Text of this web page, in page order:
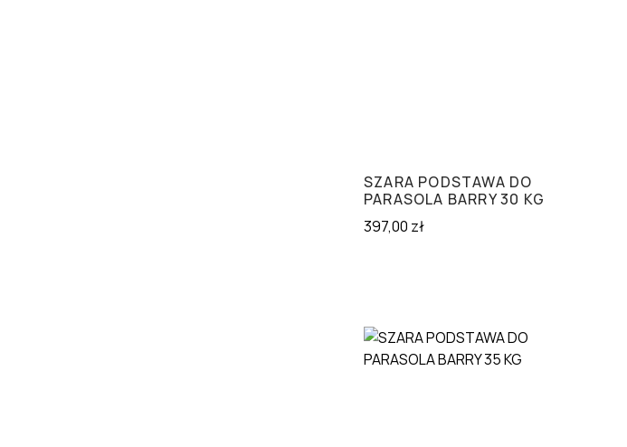
SZARA PODSTAWA DO
PARASOLA BARRY 30 KG
397,00 zł